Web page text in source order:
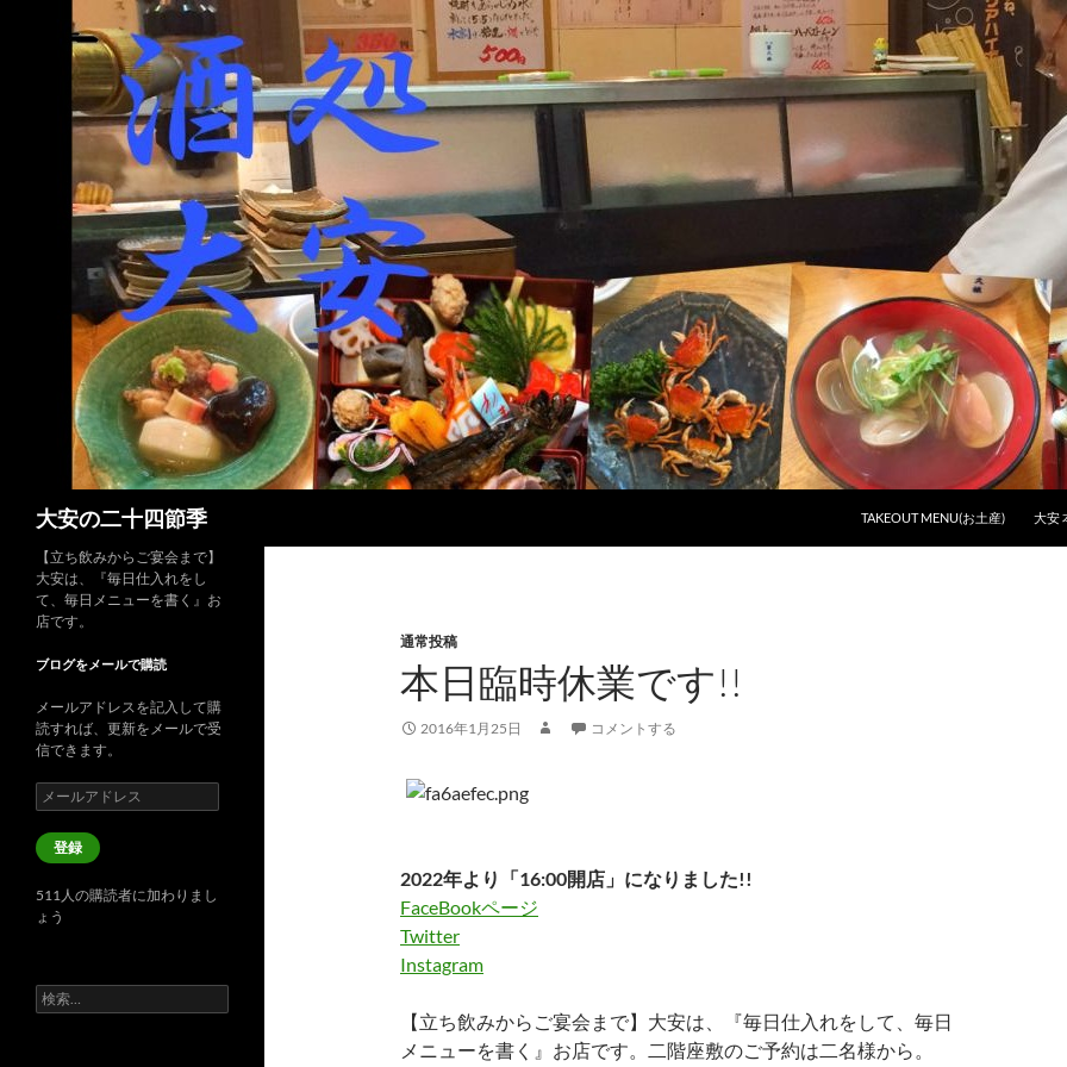
大安の二十四節季
TAKEOUT MENU(お土産)
大安
通常投稿
本日臨時休業です!!
2016年1月25日 コメントする
2022年より「16:00開店」になりました!!
FaceBookページ
Twitter
Instagram
【立ち飲みからご宴会まで】大安は、『毎日仕入れをして、毎日
メニューを書く』お店です。二階座敷のご予約は二名様から。
【立ち飲みからご宴会まで】
大安は、『毎日仕入れをし
て、毎日メニューを書く』お
店です。
ブログをメールで購読
メールアドレスを記入して購
読すれば、更新をメールで受
信できます。
メ
ー
ル
ア
レ
ス
登録
511人の購読者に加わりまし
ょう
検
索: